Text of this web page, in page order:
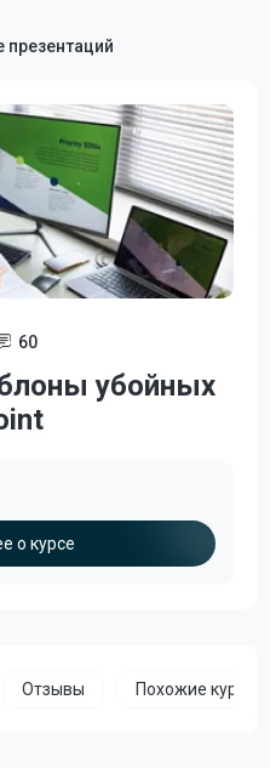
60
убойных
о курсе
Отзывы Похожие курсы